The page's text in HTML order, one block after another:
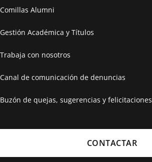
Comillas Alumni
Gestión Académica y Títulos
Trabaja con nosotros
Canal de comunicación de denuncias
Buzón de quejas, sugerencias y felicitaciones
CONTACTAR